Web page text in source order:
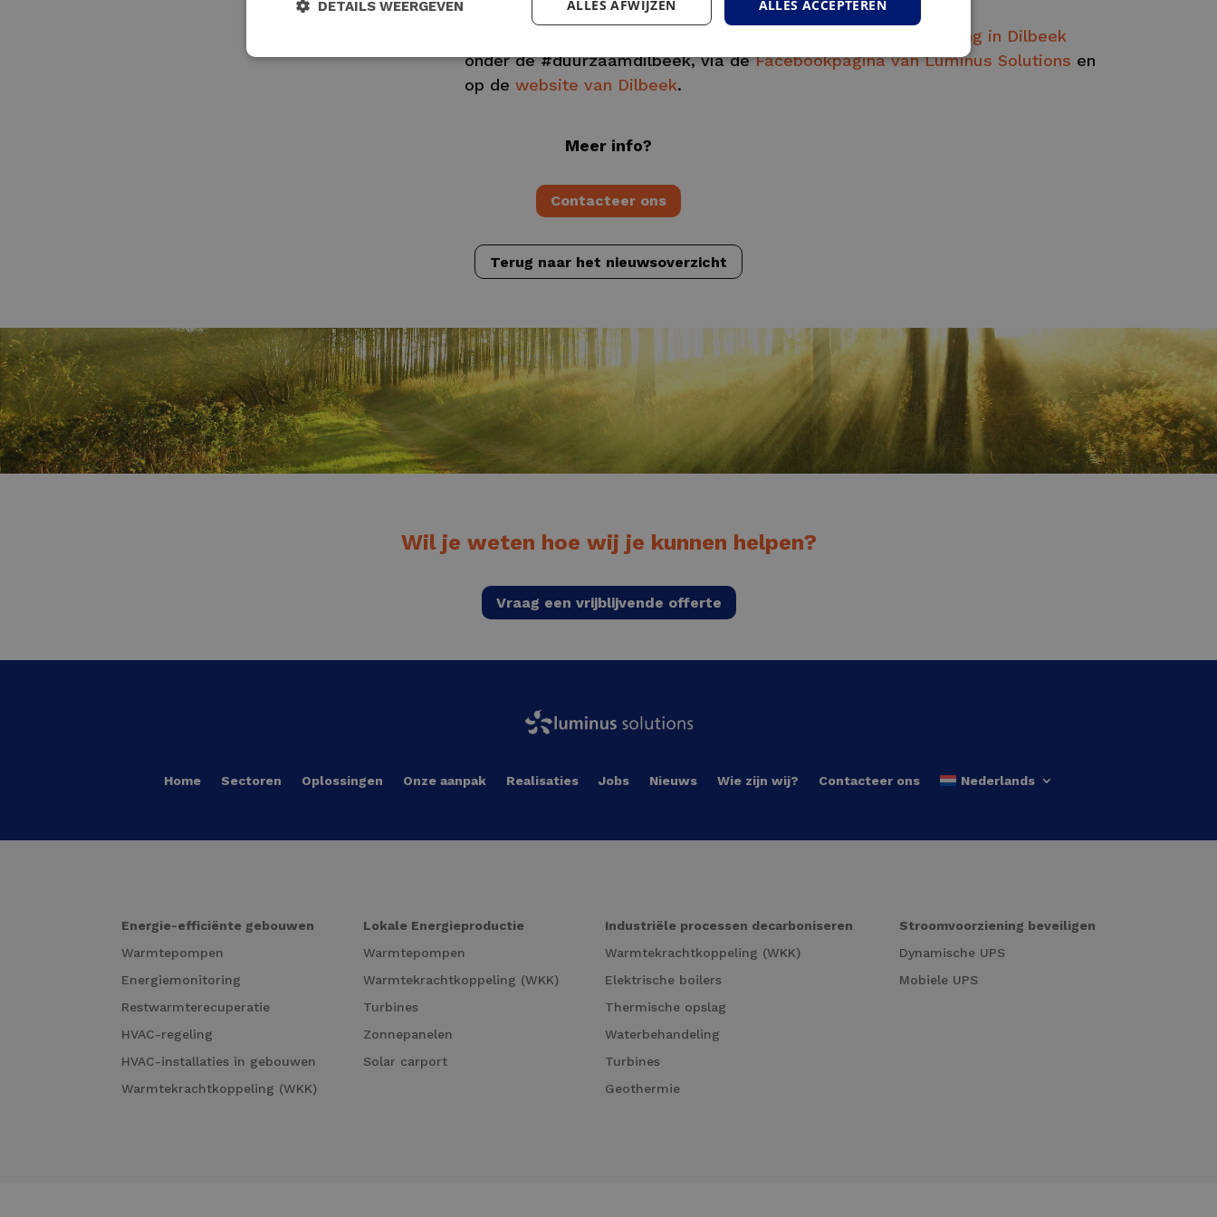
TikTok-account van Jong in Dilbeek
onder de #duurzaamdilbeek, via deFacebookpagina van Luminus Solutions en
op de website van Dilbeek.
Meer info?
Contacteer ons
Terug naar het nieuwsoverzicht
Wil je weten hoe wij je kunnen helpen?
Vraag een vrijblijvende offerte
Home Sectoren Oplossingen Onze aanpak Realisaties Jobs Nieuws Wie zijn wij? Contacteer ons Nederlands
Energie-efficiënte gebouwen
Warmtepompen
Energiemonitoring
Restwarmterecuperatie
HVAC-regeling
HVAC-installaties in gebouwen
Warmtekrachtkoppeling (WKK)
Lokale Energieproductie
Warmtepompen
Warmtekrachtkoppeling (WKK)
Turbines
Zonnepanelen
Solar carport
Industriële processen decarboniseren
Warmtekrachtkoppeling (WKK)
Elektrische boilers
Thermische opslag
Waterbehandeling
Turbines
Geothermie
Stroomvoorziening beveiligen
Dynamische UPS
Mobiele UPS
ALLES ACCEPTEREN
ALLES AFWIJZEN
DETAILS WEERGEVEN